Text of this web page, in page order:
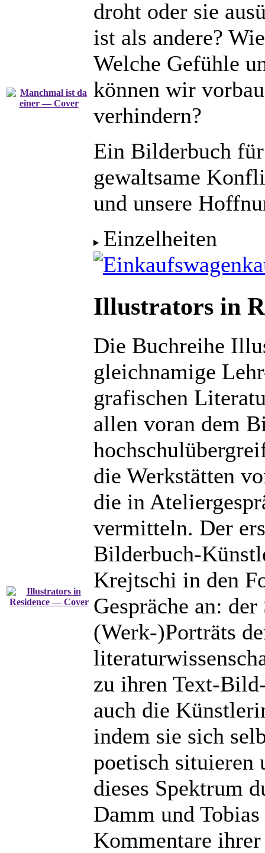
droht oder sie
ist als andere?
Welche Gefühle
können wir
verhindern?
Ein Bilderbuch
gewaltsame
und unsere
Einzelheiten
Illustrators in
Die Buchreihe
gleichnamige
grafischen
allen voran dem
die Werkstätten
die in
vermitteln. Der
Bilderbuch-
Krejtschi in den
Gespräche an:
(Werk-)Porträts
zu ihren Text-
auch die
indem sie sich
poetisch situieren
dieses Spektrum
Damm und
Kommentare